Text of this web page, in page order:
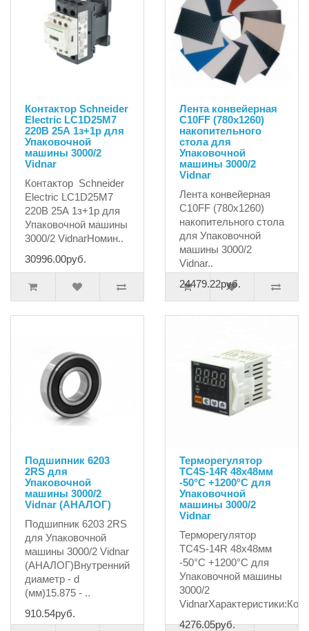
Контактор Schneider
Electric LC1D25M7
220В 25А 1з+1р для
Упаковочной
машины 3000/2
Vidnar
Контактор Schneider
Electric LC1D25M7
220В 25А 1з+1р для
Упаковочной машины
3000/2 VidnarНомин..
30996.00руб.
Лента конвейерная
C10FF (780х1260)
накопительного
стола для
Упаковочной
машины 3000/2
Vidnar
Лента конвейерная
C10FF (780х1260)
накопительного стола
для Упаковочной
машины 3000/2
Vidnar..
24479.22руб.
Подшипник 6203
2RS для
Упаковочной
машины 3000/2
Vidnar (АНАЛОГ)
Подшипник 6203 2RS
для Упаковочной
машины 3000/2 Vidnar
(АНАЛОГ)Внутренний
диаметр - d
(мм)15.875 - ..
910.54руб.
Терморегулятор
TC4S-14R 48х48мм
-50°С +1200°С для
Упаковочной
машины 3000/2
Vidnar
Терморегулятор
TC4S-14R 48х48мм
-50°С +1200°С для
Упаковочной машины
3000/2
VidnarХарактеристики:Кор..
4276.05руб.